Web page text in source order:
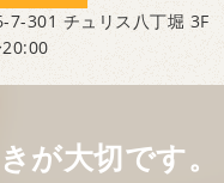
7-301 チュリス八丁堀 3F
が大切です。